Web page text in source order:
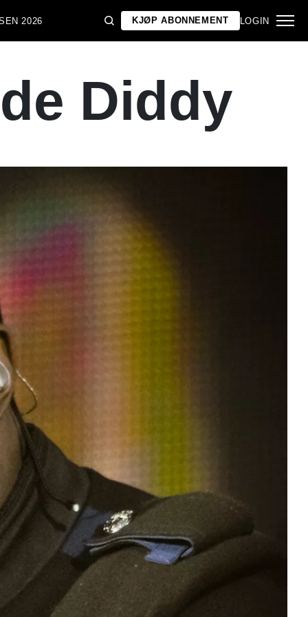
2026 KJØP ABONNEMENT LOGIN
Diddy